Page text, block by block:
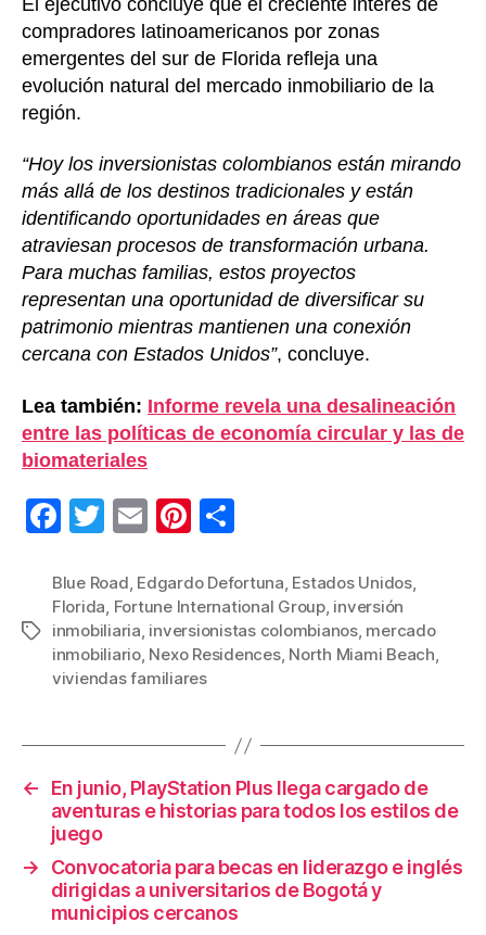
compradores latinoamericanos por zonas
emergentes del sur de Florida refleja una
evolución natural del mercado inmobiliario de la
región.
“Hoy los inversionistas colombianos están mirando
más allá de los destinos tradicionales y están
identificando oportunidades en áreas que
atraviesan procesos de transformación urbana.
Para muchas familias, estos proyectos
representan una oportunidad de diversificar su
patrimonio mientras mantienen una conexión
cercana con Estados Unidos”, concluye.
Lea también: Informe revela una desalineación
entre las políticas de economía circular y las de
biomateriales
F
c
e
b
o
k
T
tt
er
E
ail
Pi
er
e
st
m
p
ar
Etiquetas
Blue Road, Edgardo Defortuna, Estados Unidos,
Florida, Fortune International Group, inversión
inmobiliaria, inversionistas colombianos, mercado
inmobiliario, Nexo Residences, North Miami Beach,
viviendas familiares
←
En junio, PlayStation Plus llega cargado de
aventuras e historias para todos los estilos de
juego
→
Convocatoria para becas en liderazgo e inglés
dirigidas a universitarios de Bogotá y
municipios cercanos